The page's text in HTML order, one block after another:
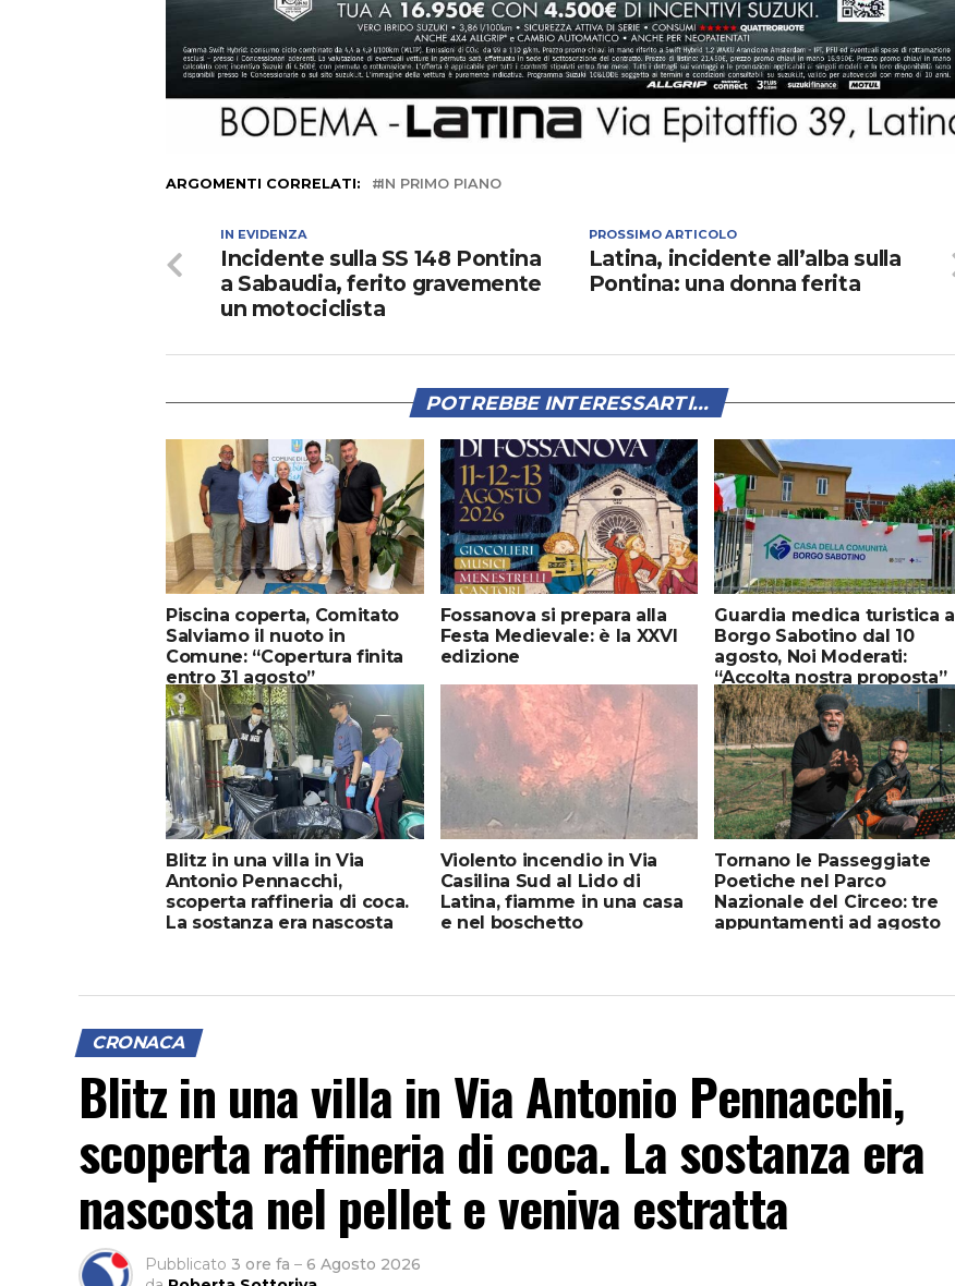
ARGOMENTI CORRELATI: IN PRIMO PIANO
PROSSIMO ARTICOLO
Latina, incidente all’alba sulla
Pontina: una donna ferita
IN EVIDENZA
Incidente sulla SS 148 Pontina
a Sabaudia, ferito gravemente
un motociclista
POTREBBE INTERESSARTI...
Piscina coperta, Comitato
Salviamo il nuoto in
Comune: “Copertura finita
entro 31 agosto”
Fossanova si prepara alla
Festa Medievale: è la XXVI
edizione
Guardia medica turistica a
Borgo Sabotino dal 10
agosto, Noi Moderati:
“Accolta nostra proposta”
Blitz in una villa in Via
Antonio Pennacchi,
scoperta raffineria di coca.
La sostanza era nascosta
Violento incendio in Via
Casilina Sud al Lido di
Latina, fiamme in una casa
e nel boschetto
Tornano le Passeggiate
Poetiche nel Parco
Nazionale del Circeo: tre
appuntamenti ad agosto
CRONACA
Blitz in una villa in Via Antonio Pennacchi,
scoperta raffineria di coca. La sostanza era
nascosta nel pellet e veniva estratta
Pubblicato 3 ore fa – 6 Agosto 2026